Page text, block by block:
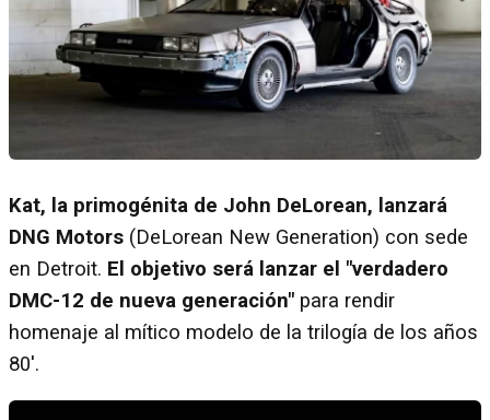
Kat, la primogénita de John DeLorean, lanzará
DNG Motors (DeLorean New Generation) con sede
en Detroit. El objetivo será lanzar el "verdadero
DMC-12 de nueva generación" para rendir
homenaje al mítico modelo de la trilogía de los años
80'.